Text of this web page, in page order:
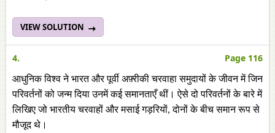
VIEW SOLUTION
4. Page 116
आधुनिक विश्व ने भारत और पूर्वी अफ़्रीकी चरवाहा समुदायों के जीवन में जिन
परिवर्तनों को जन्म दिया उनमें कई समानताएँ थीं। ऐसे दो परिवर्तनों के बारे में
लिखिए जो भारतीय चरवाहों और मसाई गड़रियों, दोनों के बीच समान रूप से
मौजूद थे।